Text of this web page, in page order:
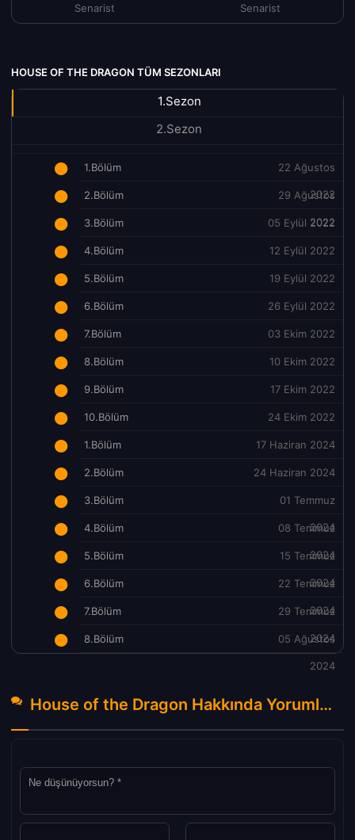
Senarist Senarist
HOUSE OF THE DRAGON TÜM SEZONLARI
1.Sezon
2.Sezon
1.Bölüm 22 Ağustos
2022
2.Bölüm 29 Ağustos
2022
3.Bölüm 05 Eylül 2022
4.Bölüm 12 Eylül 2022
5.Bölüm 19 Eylül 2022
6.Bölüm 26 Eylül 2022
7.Bölüm 03 Ekim 2022
8.Bölüm 10 Ekim 2022
9.Bölüm 17 Ekim 2022
10.Bölüm 24 Ekim 2022
1.Bölüm 17 Haziran 2024
2.Bölüm 24 Haziran 2024
3.Bölüm 01 Temmuz
2024
4.Bölüm 08 Temmuz
2024
5.Bölüm 15 Temmuz
2024
6.Bölüm 22 Temmuz
2024
7.Bölüm 29 Temmuz
2024
8.Bölüm 05 Ağustos
2024
House of the Dragon Hakkında Yorumlar